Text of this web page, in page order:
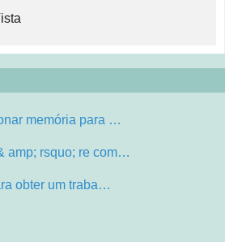
memória para …
amp; rsquo; re com…
obter um traba…